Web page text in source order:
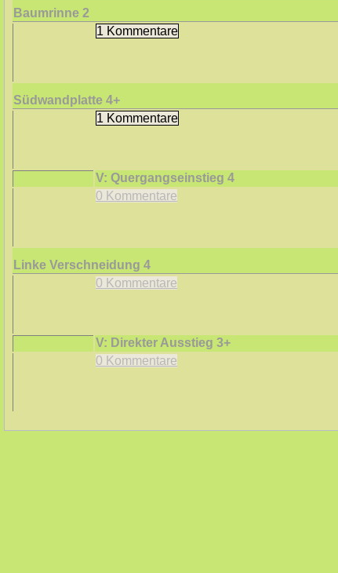
Baumrinne 2
1 Kommentare
Südwandplatte 4+
1 Kommentare
V: Quergangseinstieg 4
0 Kommentare
Linke Verschneidung 4
0 Kommentare
V: Direkter Ausstieg 3+
0 Kommentare